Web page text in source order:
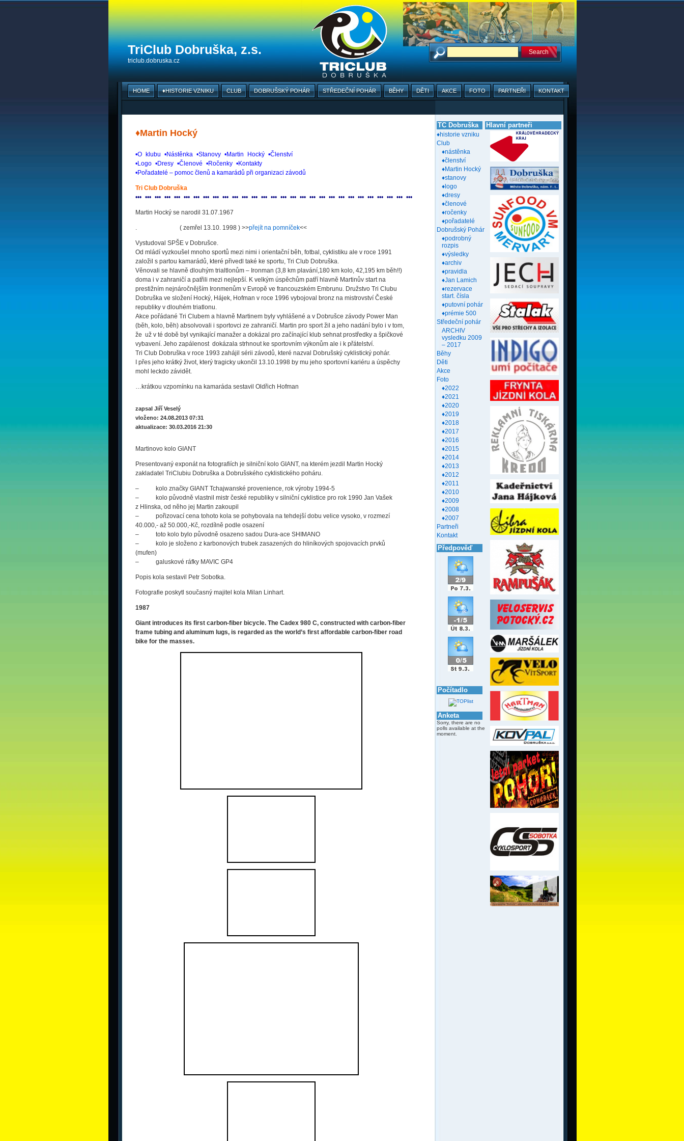
TriClub Dobruška, z.s.
triclub.dobruska.cz
HOME ♦HISTORIE VZNIKU CLUB DOBRUŠSKÝ POHÁR STŘEDEČNÍ POHÁR BĚHY DĚTI AKCE FOTO PARTNEŘI KONTAKT
♦Martin Hocký
•O_ klubu •Nástěnka_ •Stanovy_ •Martin Hocký_ •Členství_
•Logo_ •Dresy_ •Členové •Ročenky_ •Kontakty
•Pořadatelé – pomoc členů a kamarádů při organizaci závodů
Tri Club Dobruška
•••_ •••_ •••_ •••_ •••_ •••_ •••_ •••_ •••_ •••_ •••_ •••_ •••_ •••_ •••_ •••_ •••_ •••_ •••_ •••_ •••_ •••_ •••_ •••_ •••_ •••_ •••_ •••_ •••
Martin Hocký se narodil 31.07.1967
. ( zemřel 13.10. 1998 ) >>přejít na pomníček<<
Vystudoval SPŠE v Dobrušce.
Od mládí vyzkoušel mnoho sportů mezi nimi i orientační běh, fotbal, cyklistiku ale v roce 1991
založil s partou kamarádů, které přivedl také ke sportu, Tri Club Dobruška.
Věnovali se hlavně dlouhým trialtlonům – Ironman (3,8 km plavání,180 km kolo, 42,195 km běh!!)
doma i v zahraničí a patřili mezi nejlepší. K velkým úspěchům patří hlavně Martinův start na
prestižním nejnáročnějším Ironmenům v Evropě ve francouzském Embrunu. Družstvo Tri Clubu
Dobruška ve složení Hocký, Hájek, Hofman v roce 1996 vybojoval bronz na mistrovství České
republiky v dlouhém triatlonu.
Akce pořádané Tri Clubem a hlavně Martinem byly vyhlášené a v Dobrušce závody Power Man
(běh, kolo, běh) absolvovali i sportovci ze zahraničí. Martin pro sport žil a jeho nadání bylo i v tom,
že už v té době byl vynikající manažer a dokázal pro začínající klub sehnat prostředky a špičkové
vybavení. Jeho zapálenost dokázala strhnout ke sportovním výkonům ale i k přátelství.
Tri Club Dobruška v roce 1993 zahájil sérii závodů, které nazval Dobrušský cyklistický pohár.
I přes jeho krátký život, který tragicky ukončil 13.10.1998 by mu jeho sportovní kariéru a úspěchy
mohl leckdo závidět.
…krátkou vzpomínku na kamaráda sestavil Oldřich Hofman
zapsal Jiří Veselý
vloženo: 24.08.2013 07:31
aktualizace: 30.03.2016 21:30
Martinovo kolo GIANT
Presentovaný exponát na fotografiích je silniční kolo GIANT, na kterém jezdil Martin Hocký
zakladatel TriClubiu Dobruška a Dobrušského cyklistického poháru.
– kolo značky GIANT Tchajwanské provenience, rok výroby 1994-5
– kolo původně vlastnil mistr české republiky v silniční cyklistice pro rok 1990 Jan Vašek
z Hlinska, od něho jej Martin zakoupil
– pořizovací cena tohoto kola se pohybovala na tehdejší dobu velice vysoko, v rozmezí
40.000,- až 50.000,-Kč, rozdílně podle osazení
– toto kolo bylo původně osazeno sadou Dura-ace SHIMANO
– kolo je složeno z karbonových trubek zasazených do hliníkových spojovacích prvků
(mufen)
– galuskové ráfky MAVIC GP4
Popis kola sestavil Petr Sobotka.
Fotografie poskytl současný majitel kola Milan Linhart.
1987
Giant introduces its first carbon-fiber bicycle. The Cadex 980 C, constructed with carbon-fiber
frame tubing and aluminum lugs, is regarded as the world’s first affordable carbon-fiber road
bike for the masses.
TC Dobruška
♦historie vzniku
Club
♦nástěnka
♦členství
♦Martin Hocký
♦stanovy
♦logo
♦dresy
♦členové
♦ročenky
♦pořadatelé
Dobrušský Pohár
♦podrobný
rozpis
♦výsledky
♦archiv
♦pravidla
♦Jan Lamich
♦rezervace
start. čísla
♦putovní pohár
♦prémie 500
Středeční pohár
ARCHIV
vysledku 2009
– 2017
Běhy
Děti
Akce
Foto
♦2022
♦2021
♦2020
♦2019
♦2018
♦2017
♦2016
♦2015
♦2014
♦2013
♦2012
♦2011
♦2010
♦2009
♦2008
♦2007
Partneři
Kontakt
Předpověď
Počítadlo
Anketa
Sorry, there are no
polls available at the
moment.
Hlavní partneři